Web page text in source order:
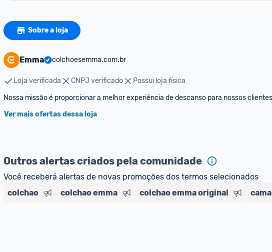
Sobre a loja
Emma colchoesemma.com.br
Loja verificada CNPJ verificado
Possui loja física
Ver mais ofertas dessa loja
Outros alertas criados pela comunidade
Você receberá alertas de novas promoções dos termos selecionados
colchao
colchao emma colchao emma original cama